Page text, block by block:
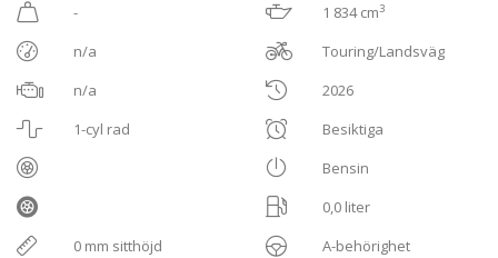
-
n/a
n/a
1-cyl rad
0 mm sitthöjd
1 834 cm3
Touring/Landsväg
2026
Besiktiga
Bensin
0,0 liter
A-behörighet